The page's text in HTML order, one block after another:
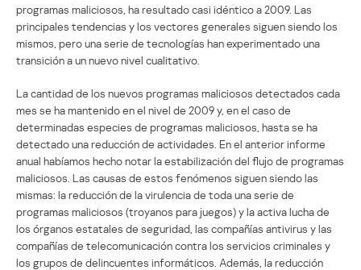
programas maliciosos, ha resultado casi idéntico a 2009. Las
principales tendencias y los vectores generales siguen siendo los
mismos, pero una serie de tecnologías han experimentado una
transición a un nuevo nivel cualitativo.
La cantidad de los nuevos programas maliciosos detectados cada
mes se ha mantenido en el nivel de 2009 y, en el caso de
determinadas especies de programas maliciosos, hasta se ha
detectado una reducción de actividades. En el anterior informe
anual habíamos hecho notar la estabilización del flujo de programas
maliciosos. Las causas de estos fenómenos siguen siendo las
mismas: la reducción de la virulencia de toda una serie de
programas maliciosos (troyanos para juegos) y la activa lucha de
los órganos estatales de seguridad, las compañías antivirus y las
compañías de telecomunicación contra los servicios criminales y
los grupos de delincuentes informáticos. Además, la reducción